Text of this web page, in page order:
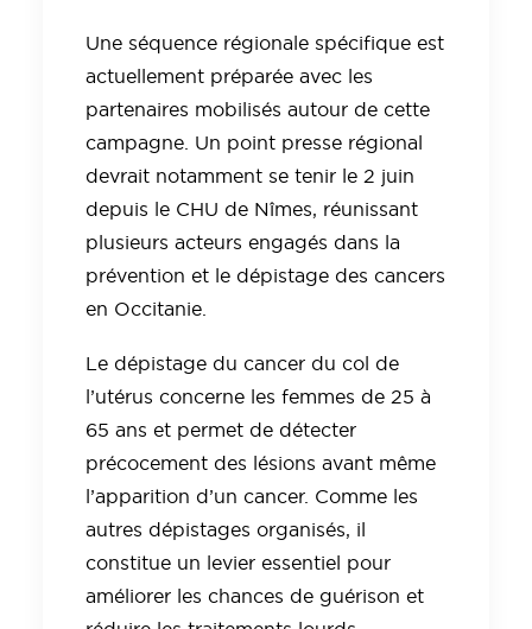
Une séquence régionale spécifique est
actuellement préparée avec les
partenaires mobilisés autour de cette
campagne. Un point presse régional
devrait notamment se tenir le 2 juin
depuis le CHU de Nîmes, réunissant
plusieurs acteurs engagés dans la
prévention et le dépistage des cancers
en Occitanie.
Le dépistage du cancer du col de
l’utérus concerne les femmes de 25 à
65 ans et permet de détecter
précocement des lésions avant même
l’apparition d’un cancer. Comme les
autres dépistages organisés, il
constitue un levier essentiel pour
améliorer les chances de guérison et